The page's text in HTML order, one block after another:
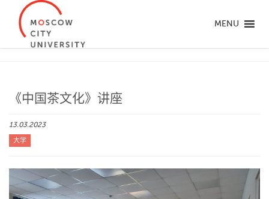
MENU
《中国茶文化》讲座
13.03.2023
大学